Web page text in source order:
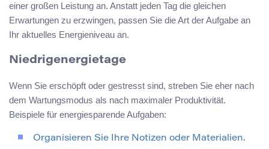
einer großen Leistung an. Anstatt jeden Tag die gleichen
Erwartungen zu erzwingen, passen Sie die Art der Aufgabe an
Ihr aktuelles Energieniveau an.
Niedrigenergietage
Wenn Sie erschöpft oder gestresst sind, streben Sie eher nach
dem Wartungsmodus als nach maximaler Produktivität.
Beispiele für energiesparende Aufgaben:
Organisieren Sie Ihre Notizen oder Materialien.